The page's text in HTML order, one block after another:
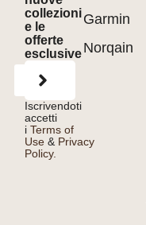
collezioni
e le
offerte
esclusive
Iscrivendoti
accetti
iTerms of
Use & Privacy
Policy.
Garmin
Norqain